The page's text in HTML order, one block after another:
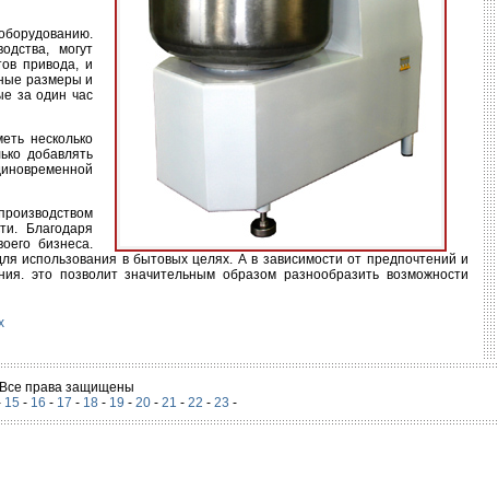
могут
привода, и
размеры и
за один час
несколько
добавлять
Благодаря
бизнеса.
использования в бытовых целях. А в зависимости от предпочтений и
это позволит значительным образом разнообразить возможности
права защищены
15 - 16 - 17 - 18- 19 - 20- 21 - 22 - 23 -